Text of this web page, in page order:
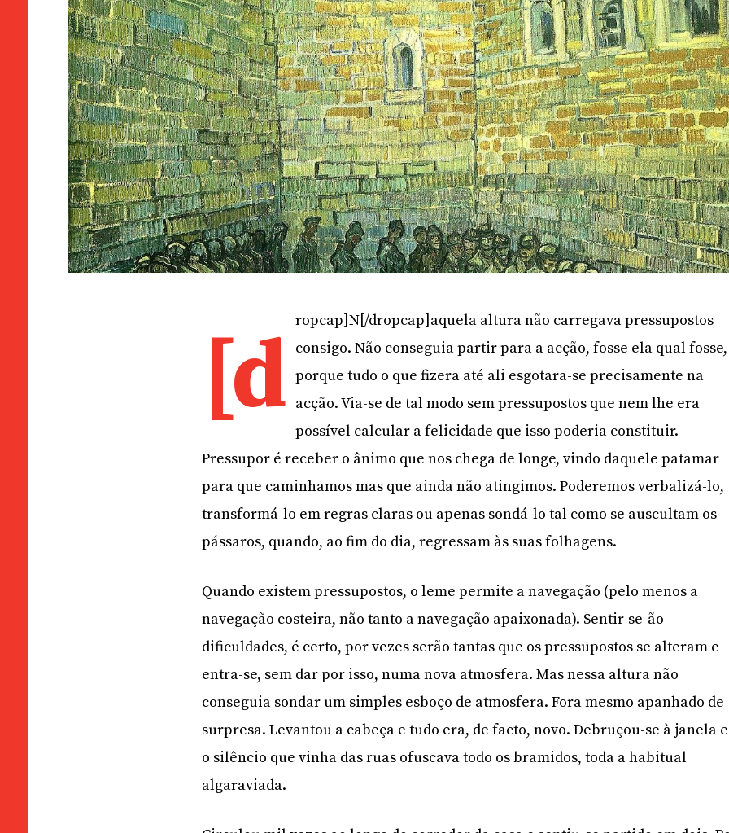
[d ropcap]N[/dropcap]aquela altura não carregava pressupostos
consigo. Não conseguia partir para a acção, fosse ela qual fosse,
porque tudo o que fizera até ali esgotara-se precisamente na
acção. Via-se de tal modo sem pressupostos que nem lhe era
possível calcular a felicidade que isso poderia constituir.
Pressupor é receber o ânimo que nos chega de longe, vindo daquele patamar
para que caminhamos mas que ainda não atingimos. Poderemos verbalizá-lo,
transformá-lo em regras claras ou apenas sondá-lo tal como se auscultam os
pássaros, quando, ao fim do dia, regressam às suas folhagens.
Quando existem pressupostos, o leme permite a navegação (pelo menos a
navegação costeira, não tanto a navegação apaixonada). Sentir-se-ão
dificuldades, é certo, por vezes serão tantas que os pressupostos se alteram e
entra-se, sem dar por isso, numa nova atmosfera. Mas nessa altura não
conseguia sondar um simples esboço de atmosfera. Fora mesmo apanhado de
surpresa. Levantou a cabeça e tudo era, de facto, novo. Debruçou-se à janela e
o silêncio que vinha das ruas ofuscava todo os bramidos, toda a habitual
algaraviada.